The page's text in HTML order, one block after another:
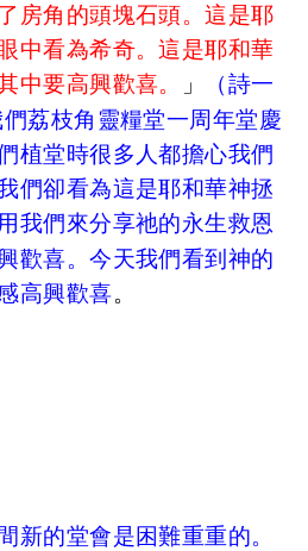
房角的頭塊石頭。這是耶
中看為希奇。這是耶和華
中要高興歡喜。
」
（詩一
荔枝角靈糧堂一周年堂慶
植堂時很多人都擔心我們
們卻看為這是耶和華神拯
我們來分享祂的永生救恩
歡喜。今天我們看到神的
高興歡喜。
新的堂會是困難重重的。